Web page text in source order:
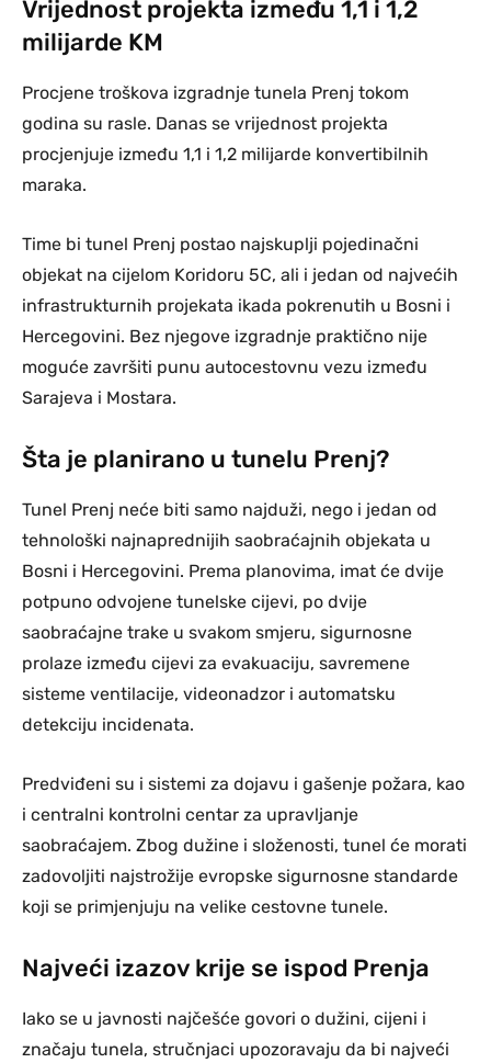
Vrijednost projekta između 1,1 i 1,2
milijarde KM
Procjene troškova izgradnje tunela Prenj tokom
godina su rasle. Danas se vrijednost projekta
procjenjuje između 1,1 i 1,2 milijarde konvertibilnih
maraka.
Time bi tunel Prenj postao najskuplji pojedinačni
objekat na cijelom Koridoru 5C, ali i jedan od najvećih
infrastrukturnih projekata ikada pokrenutih u Bosni i
Hercegovini. Bez njegove izgradnje praktično nije
moguće završiti punu autocestovnu vezu između
Sarajeva i Mostara.
Šta je planirano u tunelu Prenj?
Tunel Prenj neće biti samo najduži, nego i jedan od
tehnološki najnaprednijih saobraćajnih objekata u
Bosni i Hercegovini. Prema planovima, imat će dvije
potpuno odvojene tunelske cijevi, po dvije
saobraćajne trake u svakom smjeru, sigurnosne
prolaze između cijevi za evakuaciju, savremene
sisteme ventilacije, videonadzor i automatsku
detekciju incidenata.
Predviđeni su i sistemi za dojavu i gašenje požara, kao
i centralni kontrolni centar za upravljanje
saobraćajem. Zbog dužine i složenosti, tunel će morati
zadovoljiti najstrožije evropske sigurnosne standarde
koji se primjenjuju na velike cestovne tunele.
Najveći izazov krije se ispod Prenja
Iako se u javnosti najčešće govori o dužini, cijeni i
značaju tunela, stručnjaci upozoravaju da bi najveći